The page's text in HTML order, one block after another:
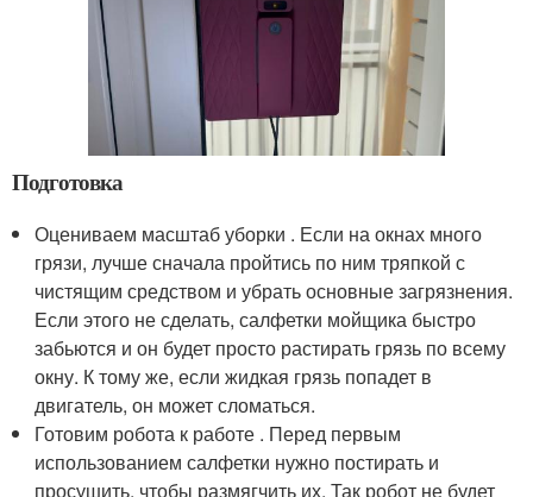
Подготовка
Оцениваем масштаб уборки . Если на окнах много
грязи, лучше сначала пройтись по ним тряпкой с
чистящим средством и убрать основные загрязнения.
Если этого не сделать, салфетки мойщика быстро
забьются и он будет просто растирать грязь по всему
окну. К тому же, если жидкая грязь попадет в
двигатель, он может сломаться.
Готовим робота к работе . Перед первым
использованием салфетки нужно постирать и
просушить, чтобы размягчить их. Так робот не будет